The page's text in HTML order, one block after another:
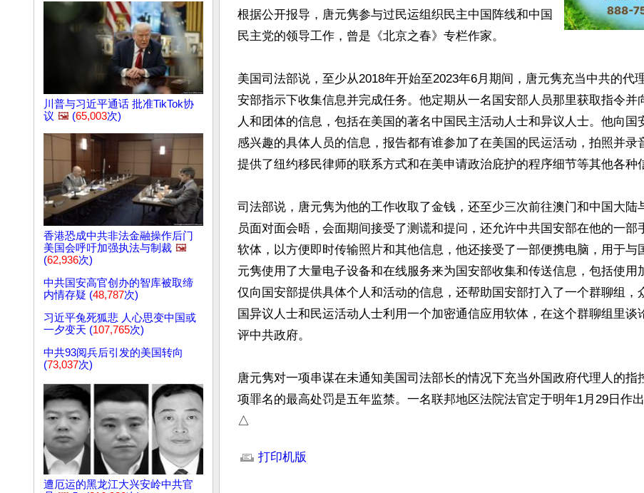
川普与习近平通话 批准TikTok协
议 🖼️ (65,003次)
香港恐成中共非法金融操作后门
美国会呼吁加强执法与制裁 🖼️
(62,936次)
中共国安高官创办的智库被取缔
内情存疑 (48,787次)
习近平兔死狐悲 人心思变中国或
一夕变天 (107,765次)
中共93阅兵后引发的美国转向
(73,037次)
遭厄运的黑龙江大兴安岭中共官
根据公开报导，唐元隽参与过民运组织民主中国阵线和中国
民主党的领导工作，曾是《北京之春》专栏作家。
美国司法部说，至少从2018年开始至2023年6月期间，唐元隽充当中共的代
安部指示下收集信息并完成任务。他定期从一名国安部人员那里获取指令并
人和团体的信息，包括在美国的著名中国民主活动人士和异议人士。他向国
感兴趣的具体人员的信息，报告都有谁参加了在美国的民运活动，拍照并录
提供了纽约移民律师的联系方式和在美申请政治庇护的程序细节等其他各种
司法部说，唐元隽为他的工作收取了金钱，还至少三次前往澳门和中国大陆
员面对面会晤，会面期间接受了测谎和提问，还允许中共国安部在他的一部
软体，以方便即时传输照片和其他信息，他还接受了一部便携电脑，用于与
元隽使用了大量电子设备和在线服务来为国安部收集和传送信息，包括使用
仅向国安部提供具体个人和活动的信息，还帮助国安部打入了一个群聊组，
国异议人士和民运活动人士利用一个加密通信应用软体，在这个群聊组里谈
评中共政府。
唐元隽对一项串谋在未通知美国司法部长的情况下充当外国政府代理人的指
项罪名的最高处罚是五年监禁。一名联邦地区法院法官定于明年1月29日作出
△
打印机版